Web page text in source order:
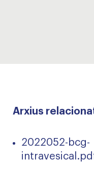
Arxius
2022052-bcg-